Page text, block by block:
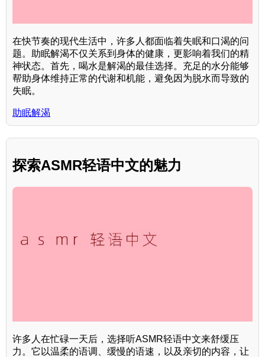
在快节奏的现代生活中，许多人都面临着失眠和口渴的问
题。助眠解渴不仅关系到身体的健康，更影响着我们的精
神状态。首先，喝水是解渴的最佳选择。充足的水分能够
帮助身体维持正常的代谢和机能，避免因为脱水而导致的
失眠。
助眠解渴
探索ASMR轻语中文的魅力
许多人在忙碌一天后，选择听ASMR轻语中文来舒缓压
力。它以温柔的语调、缓慢的语速，以及亲切的内容，让